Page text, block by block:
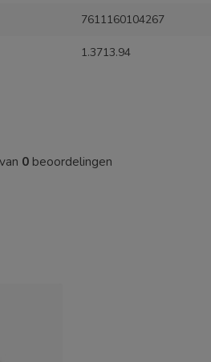
7611160104267
1.3713.94
0 beoordelingen